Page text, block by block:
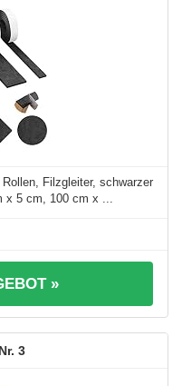
Filzgleiter, schwarzer
x 5 cm, 100 cm x ...
»
3